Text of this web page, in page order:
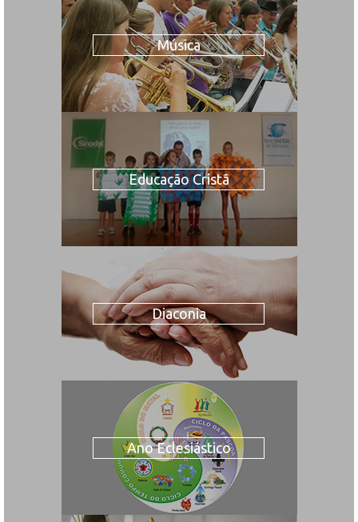
Música
Educação Cristã
Diaconia
Ano Eclesiástico